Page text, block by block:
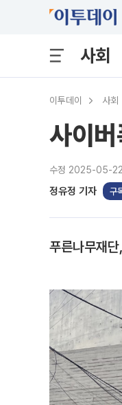
사회
이투데이 사회
사이
수정 2025-05-
정유정 기자 구
푸른나무재